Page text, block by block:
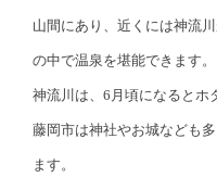
山間にあり、近くには神流
の中で温泉を堪能できます。
神流川は、6月頃になるとホ
藤岡市は神社やお城なども
ます。